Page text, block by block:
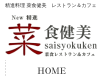
精進料理 菜食健美 レストラン＆カフェ